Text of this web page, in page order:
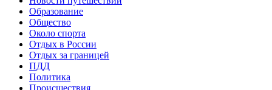
Образование
Общество
Около спорта
Отдых в России
Отдых за границей
ПДД
Политика
Происшествия